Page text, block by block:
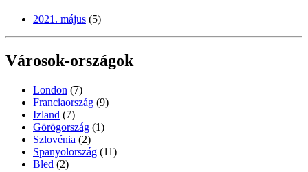
2021. május (5)
Városok-országok
London (7)
Franciaország (9)
Izland (7)
Görögország (1)
Szlovénia (2)
Spanyolország (11)
Bled (2)